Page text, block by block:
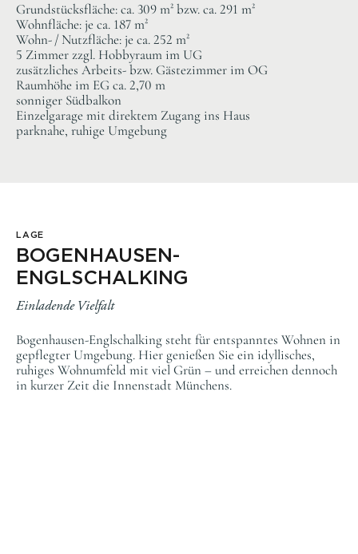
Grundstücksfläche: ca. 309 m² bzw. ca. 291 m²
Wohnfläche: je ca. 187 m²
Wohn- / Nutzfläche: je ca. 252 m²
5 Zimmer zzgl. Hobbyraum im UG
zusätzliches Arbeits- bzw. Gästezimmer im OG
Raumhöhe im EG ca. 2,70 m
sonniger Südbalkon
Einzelgarage mit direktem Zugang ins Haus
parknahe, ruhige Umgebung
LAGE
BOGENHAUSEN-
ENGLSCHALKING
Einladende Vielfalt
Bogenhausen-Englschalking steht für entspanntes Wohnen in
gepflegter Umgebung. Hier genießen Sie ein idyllisches,
ruhiges Wohnumfeld mit viel Grün – und erreichen dennoch
in kurzer Zeit die Innenstadt Münchens.